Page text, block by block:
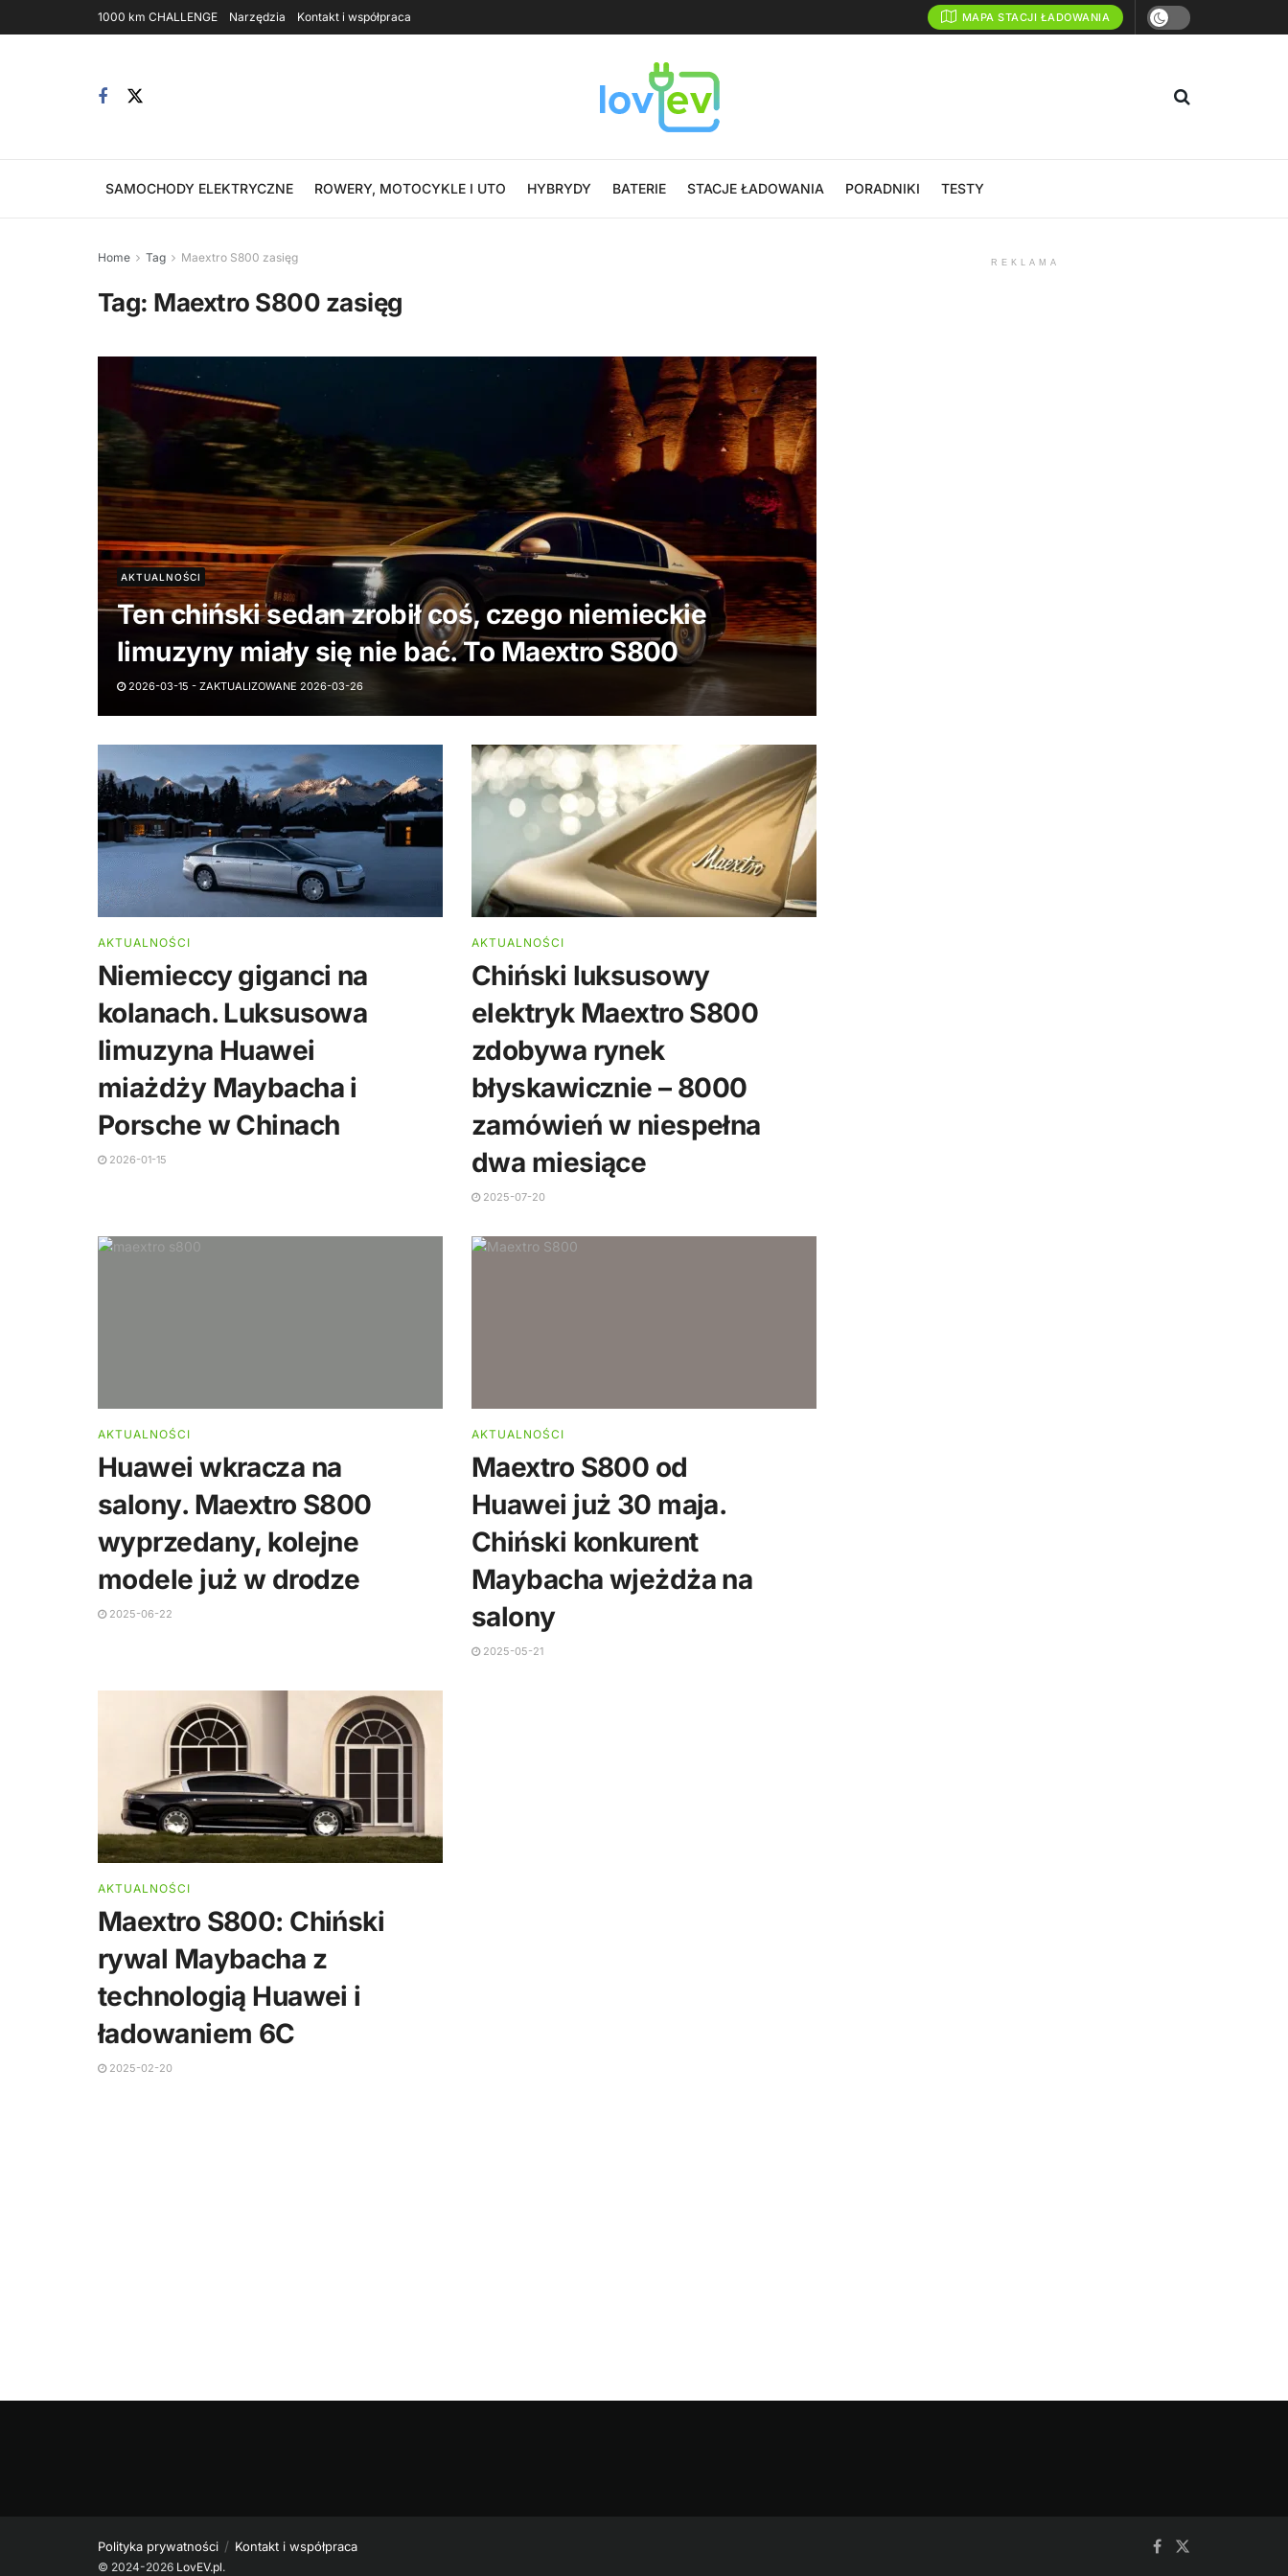
1000 km CHALLENGE Narzędzia Kontakt i współpraca MAPA STACJI ŁADOWANIA
SAMOCHODY ELEKTRYCZNE ROWERY, MOTOCYKLE I UTO HYBRYDY BATERIE STACJE ŁADOWANIA PORADNIKI TESTY
Home Tag Maextro S800 zasięg
Tag: Maextro S800 zasięg
AKTUALNOŚCI
Ten chiński sedan zrobił coś, czego niemieckie
limuzyny miały się nie bać. To Maextro S800
2026-03-15 - ZAKTUALIZOWANE 2026-03-26
AKTUALNOŚCI
Niemieccy giganci na
kolanach. Luksusowa
limuzyna Huawei
miażdży Maybacha i
Porsche w Chinach
2026-01-15
AKTUALNOŚCI
Chiński luksusowy
elektryk Maextro S800
zdobywa rynek
błyskawicznie – 8000
zamówień w niespełna
dwa miesiące
2025-07-20
AKTUALNOŚCI
Huawei wkracza na
salony. Maextro S800
wyprzedany, kolejne
modele już w drodze
2025-06-22
AKTUALNOŚCI
Maextro S800 od
Huawei już 30 maja.
Chiński konkurent
Maybacha wjeżdża na
salony
2025-05-21
AKTUALNOŚCI
Maextro S800: Chiński
rywal Maybacha z
technologią Huawei i
ładowaniem 6C
2025-02-20
REKLAMA
Polityka prywatności Kontakt i współpraca
© 2024-2026 LovEV.pl.